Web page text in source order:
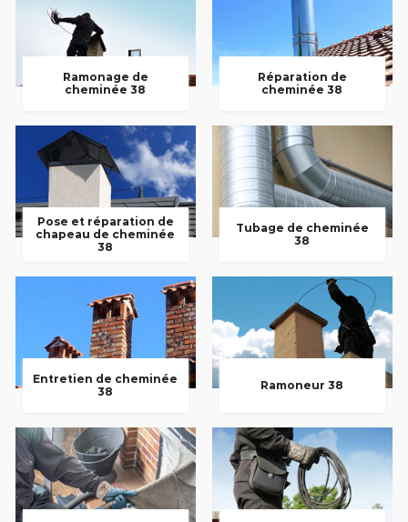
Ramonage de
cheminée 38
Réparation de
cheminée 38
Pose et réparation de
chapeau de cheminée
38
Tubage de cheminée
38
Entretien de cheminée
38
Ramoneur 38